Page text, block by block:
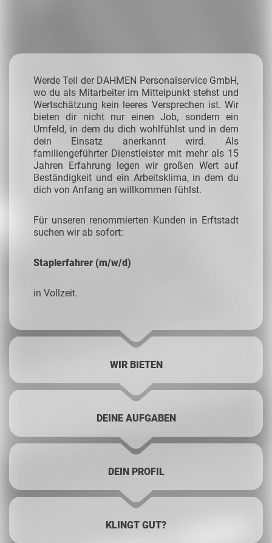
Werde Teil der DAHMEN Personalservice GmbH,
wo du als Mitarbeiter im Mittelpunkt stehst und
Wertschätzung kein leeres Versprechen ist. Wir
bieten dir nicht nur einen Job, sondern ein
Umfeld, in dem du dich wohlfühlst und in dem
dein Einsatz anerkannt wird. Als
familiengeführter Dienstleister mit mehr als 15
Jahren Erfahrung legen wir großen Wert auf
Beständigkeit und ein Arbeitsklima, in dem du
dich von Anfang an willkommen fühlst.
Für unseren renommierten Kunden in Erftstadt
suchen wir ab sofort:
Staplerfahrer (m/w/d)
in Vollzeit.
WIR BIETEN
DEINE AUFGABEN
DEIN PROFIL
KLINGT GUT?